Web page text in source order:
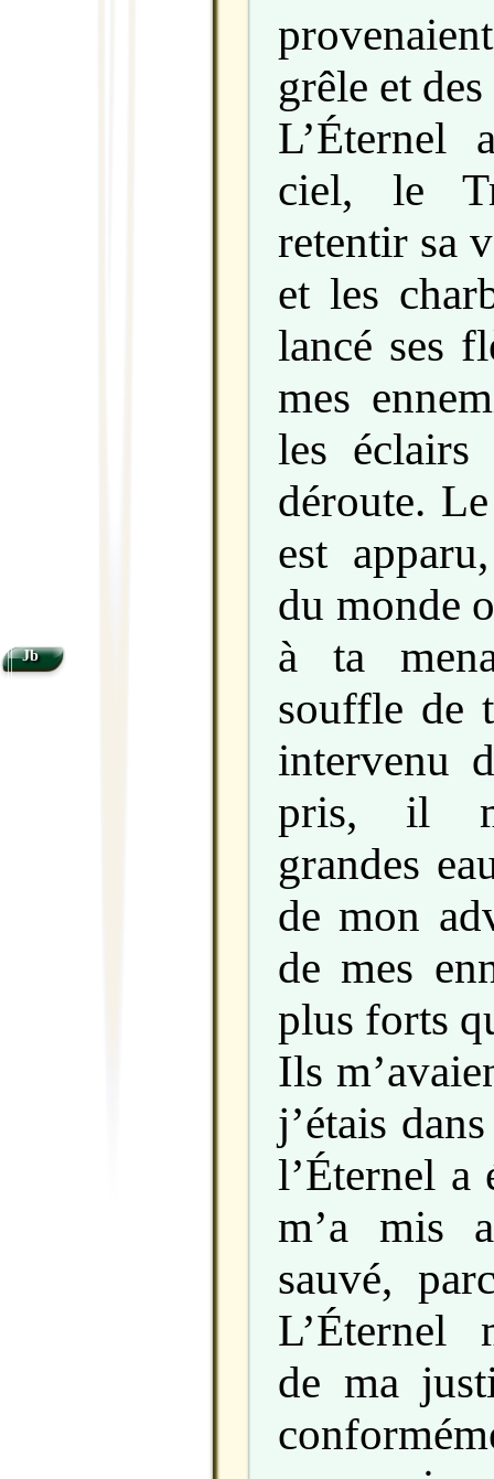
grêle et
L’Éternel
ciel, le
retentir sa
et les
lancé ses
mes
les
déroute.
est
du monde
à ta
souffle de
intervenu
pris, il
grandes
de mon
de mes
plus forts
Ils
j’étais
l’Éternel a
m’a mis
sauvé,
L’Éternel
de ma
Jb